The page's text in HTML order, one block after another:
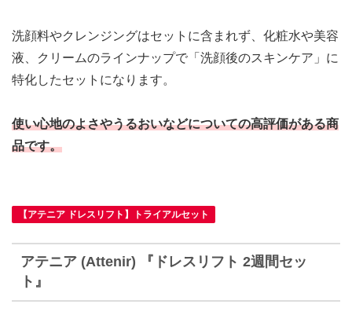
洗顔料やクレンジングはセットに含まれず、 化粧水や美容
液、クリームのラインナップで「洗顔後のスキンケア」に
特化したセット になります。
使い心地のよさやうるおいなどについての高評価がある商
品です。
【アテニア ドレスリフト】トライアルセット
アテニア (Attenir) 『ドレスリフト 2週間セッ
ト』